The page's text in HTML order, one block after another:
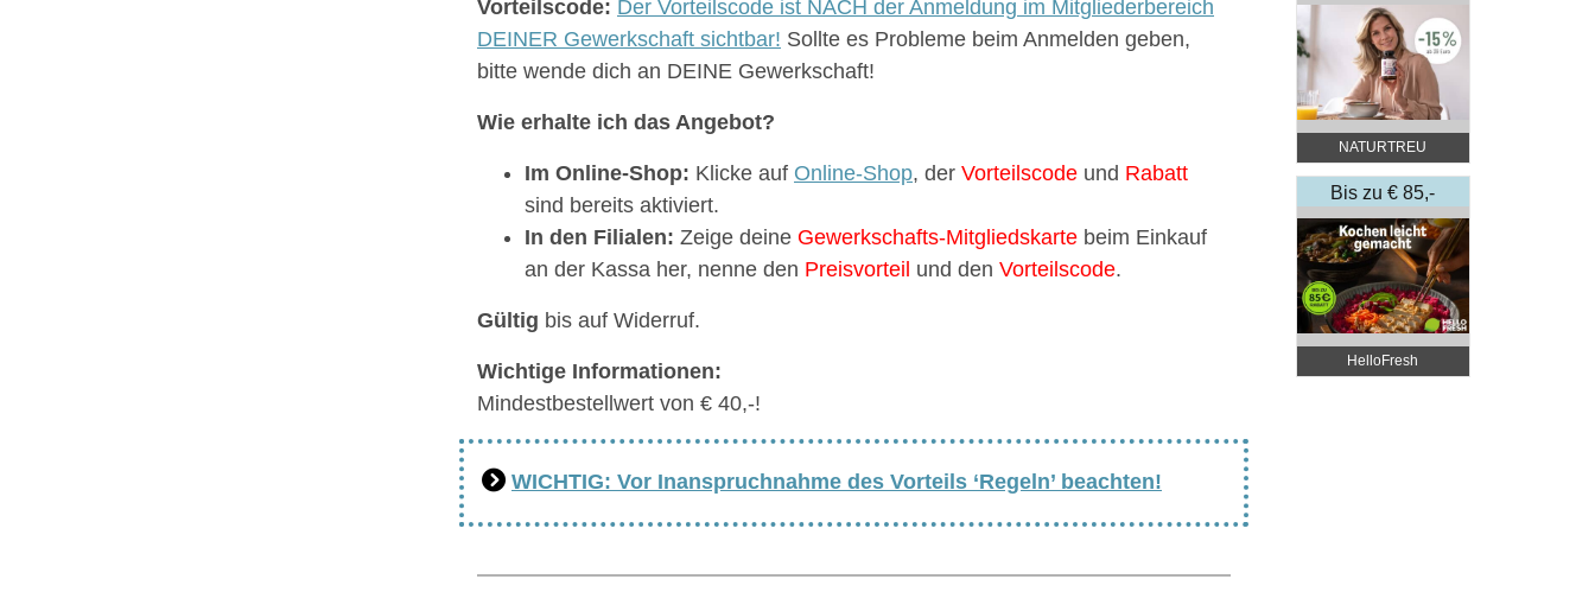
Vorteilscode: Der Vorteilscode ist NACH der Anmeldung im Mitgliederbereich
DEINER Gewerkschaft sichtbar! Sollte es Probleme beim Anmelden geben,
bitte wende dich an DEINE Gewerkschaft!
Wie erhalte ich das Angebot?
Im Online-Shop: Klicke auf Online-Shop, der Vorteilscode und Rabatt
sind bereits aktiviert.
In den Filialen: Zeige deine Gewerkschafts-Mitgliedskarte beim Einkauf
an der Kassa her, nenne den Preisvorteil und den Vorteilscode.
Gültig bis auf Widerruf.
Wichtige Informationen:
Mindestbestellwert von € 40,-!
WICHTIG: Vor Inanspruchnahme des Vorteils ‘Regeln’ beachten!
NATURTREU
Bis zu € 85,-
Rabatt
HelloFresh